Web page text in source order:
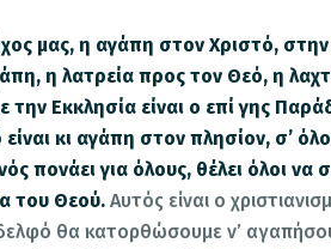
μας, η αγάπη στον Χριστό,
η λατρεία προς τον Θεό, η
την Εκκλησία είναι ο επί γης
κι αγάπη στον πλησίον, σ’
πονάει για όλους, θέλει όλοι να
του Θεού.Αυτός είναι ο
θα κατορθώσουμε ν’